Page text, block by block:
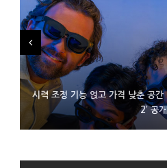
시력 조정 기능 얹고 가격 낮춘 공간
2’ 공개
D램 부족에 10억달러어치 아이폰
300~400달러 반지형 스